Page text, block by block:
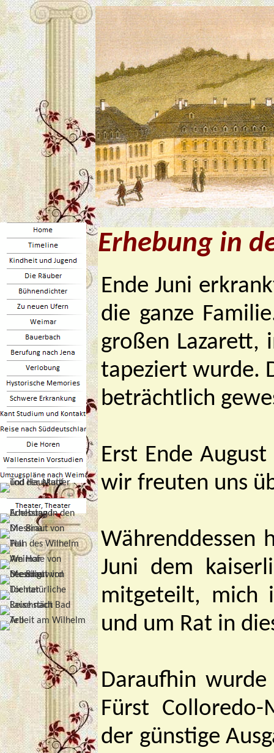
Erhebung in
Ende Juni
die ganze
großen Lazarett,
tapeziert wurde.
beträchtlich
Erst Ende
wir freuten uns
Währenddessen
Juni dem
mitgeteilt, mich
und um Rat in
Daraufhin
Fürst
der günstige